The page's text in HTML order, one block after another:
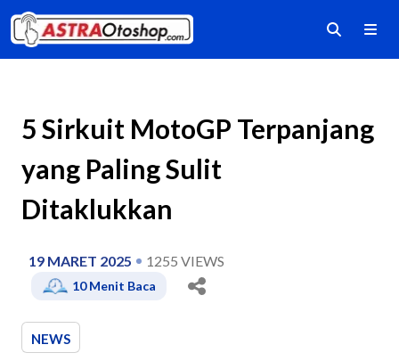
5 Sirkuit MotoGP Terpanjang
yang Paling Sulit
Ditaklukkan
19 MARET 2025 1255 VIEWS
10Menit Baca
NEWS